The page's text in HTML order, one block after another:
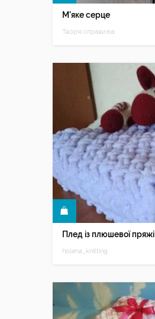
М'яке серце
Творчі справи.юа
Плед із плюшевої пряжі
holena_knitting